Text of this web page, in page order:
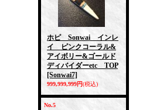
ホピ Sonwai インレ
イ ピンクコーラル&
アイボリー&ゴールド
ディバイダーetc TOP
[Sonwai7]
999,999,999円(税込)
No.5